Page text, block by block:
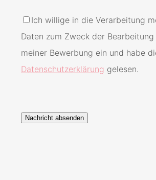
Ich willige in die Verarbeitung
Daten zum Zweck der Bearbeitung
meiner Bewerbung ein und habe
Datenschutzerklärung gelesen.